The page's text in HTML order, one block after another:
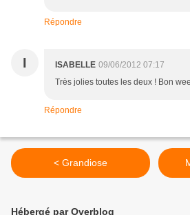
Répondre
I ISABELLE 09/06/2012 07:17
Très jolies toutes les deux ! Bon
Répondre
< Grandiose
Hébergé par Overblog